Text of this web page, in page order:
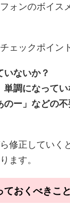
ォンのボイス
ェックポイン
いないか？
単調になってい
のー」などの
修正していく
ます。
ておくべきこ